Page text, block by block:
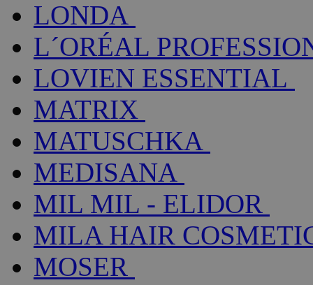
LONDA
L´ORÉAL
LOVIEN ESSENTIAL
MATRIX
MATUSCHKA
MEDISANA
MIL MIL - ELIDOR
MILA HAIR
MOSER